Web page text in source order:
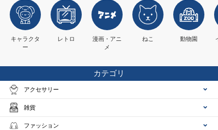
キャラクタ
ー
レトロ
漫画・アニ
メ
ねこ 動物園
カテゴリ
アクセサリー
雑貨
ファッション